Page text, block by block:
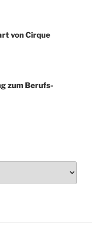
von Cirque
zum Berufs-